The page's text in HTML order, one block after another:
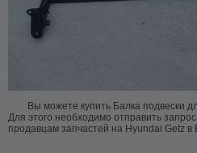
Вы можете купить Балка подвески
Для этого необходимо отправить
продавцам запчастей на Hyundai Getz в